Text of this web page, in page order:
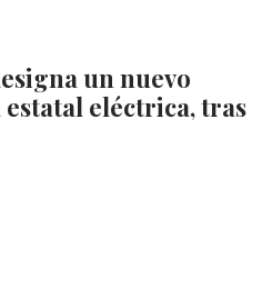
un nuevo
eléctrica, tras